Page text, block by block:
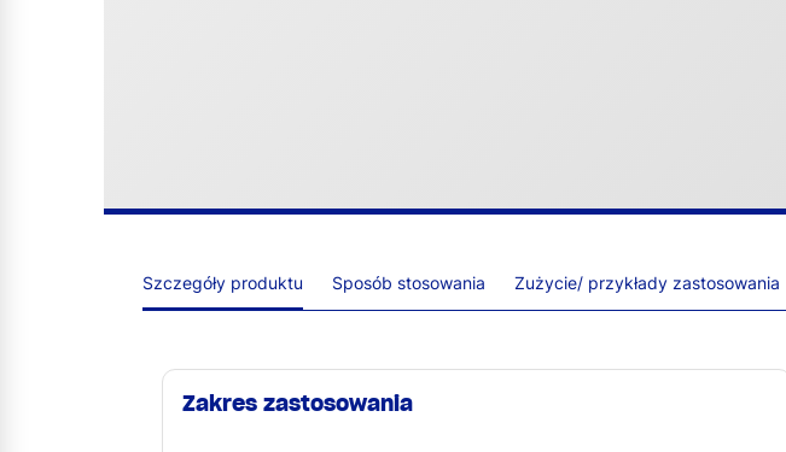
Szczegóły produktu Sposób stosowania Zużycie/ przykłady zastosowania
Zakres zastosowania